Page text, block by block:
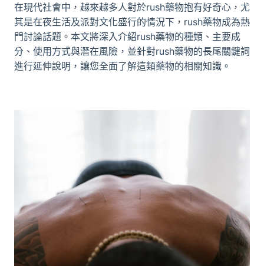
在現代社會中，越來越多人對於rush藥物抱有好奇心，尤
其是在夜生活及派對文化盛行的情況下，rush藥物成為熱
門討論話題。本文將深入介紹rush藥物的種類、主要成
分、使用方式與潛在風險，並針對rush藥物的長尾關鍵詞
進行延伸說明，讓您全面了解這類藥物的相關知識。